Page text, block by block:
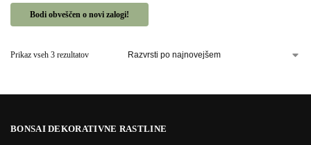
Bodi obveščen o novi zalogi!
Prikaz vseh 3 rezultatov
BONSAI DEKORATIVNE RASTLINE